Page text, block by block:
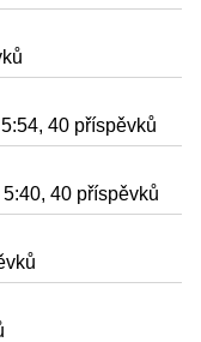
40 příspěvků
40 příspěvků